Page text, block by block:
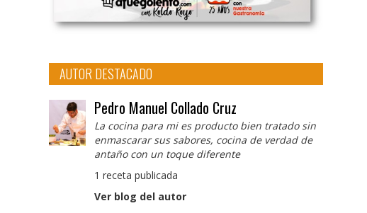
AUTOR DESTACADO
Pedro Manuel Collado Cruz
La cocina para mi es producto bien tratado sin
enmascarar sus sabores, cocina de verdad de
antaño con un toque diferente
1 receta publicada
Ver blog del autor